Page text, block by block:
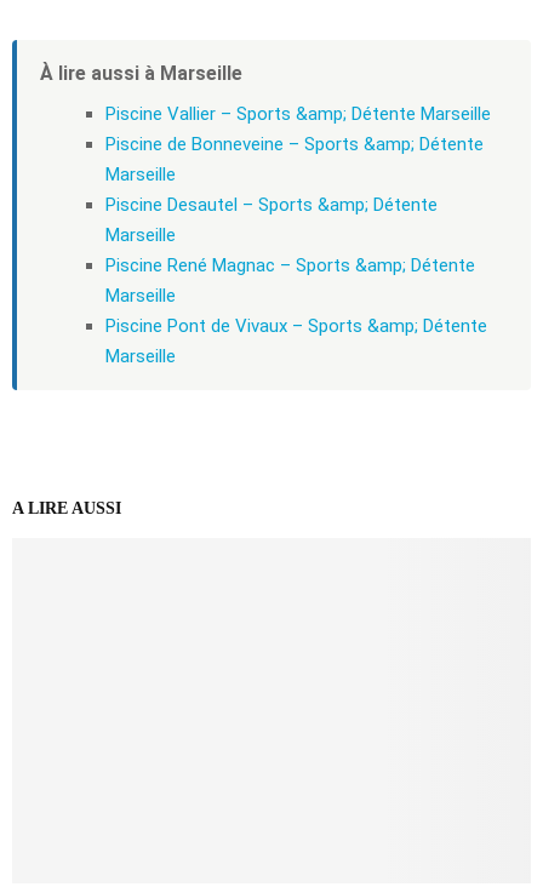
À lire aussi à Marseille
Piscine Vallier – Sports &amp; Détente Marseille
Piscine de Bonneveine – Sports &amp; Détente
Marseille
Piscine Desautel – Sports &amp; Détente
Marseille
Piscine René Magnac – Sports &amp; Détente
Marseille
Piscine Pont de Vivaux – Sports &amp; Détente
Marseille
A LIRE AUSSI